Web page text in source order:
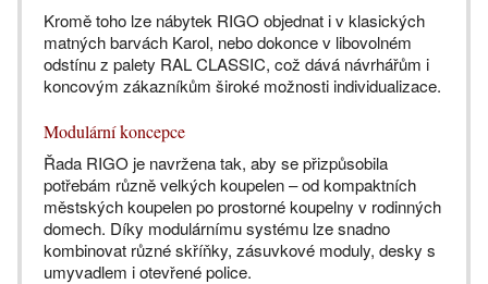
Kromě toho lze nábytek RIGO objednat i v klasických
matných barvách Karol, nebo dokonce v libovolném
odstínu z palety RAL CLASSIC, což dává návrhářům i
koncovým zákazníkům široké možnosti individualizace.
Modulární koncepce
Řada RIGO je navržena tak, aby se přizpůsobila
potřebám různě velkých koupelen – od kompaktních
městských koupelen po prostorné koupelny v rodinných
domech. Díky modulárnímu systému lze snadno
kombinovat různé skříňky, zásuvkové moduly, desky s
umyvadlem i otevřené police.